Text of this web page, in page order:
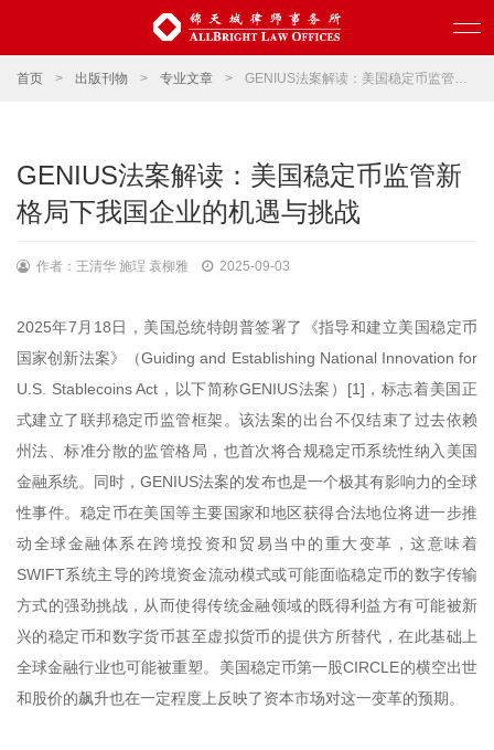
首页 > 出版刊物 > 专业文章 > GENIUS法案解读：美国稳定币监管新格局下我国企业的机遇与挑战
GENIUS法案解读：美国稳定币监管新
格局下我国企业的机遇与挑战
作者：王清华 施珵 袁柳雅 2025-09-03
2025年7月18日，美国总统特朗普签署了《指导和建立美国稳定币
国家创新法案》（Guiding and Establishing National Innovation for
U.S. Stablecoins Act，以下简称GENIUS法案）[1]，标志着美国正
式建立了联邦稳定币监管框架。该法案的出台不仅结束了过去依赖
州法、标准分散的监管格局，也首次将合规稳定币系统性纳入美国
金融系统。同时，GENIUS法案的发布也是一个极其有影响力的全球
性事件。稳定币在美国等主要国家和地区获得合法地位将进一步推
动全球金融体系在跨境投资和贸易当中的重大变革，这意味着
SWIFT系统主导的跨境资金流动模式或可能面临稳定币的数字传输
方式的强劲挑战，从而使得传统金融领域的既得利益方有可能被新
兴的稳定币和数字货币甚至虚拟货币的提供方所替代，在此基础上
全球金融行业也可能被重塑。美国稳定币第一股CIRCLE的横空出世
和股价的飙升也在一定程度上反映了资本市场对这一变革的预期。